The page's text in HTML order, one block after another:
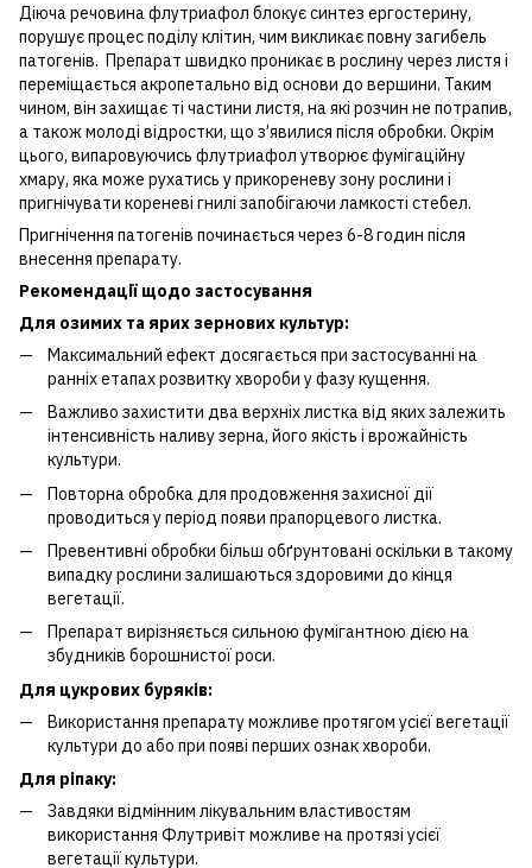
Діюча речовина флутриафол блокує синтез ергостерину,
порушує процес поділу клітин, чим викликає повну загибель
патогенів. Препарат швидко проникає в рослину через листя і
переміщається акропетально від основи до вершини. Таким
чином, він захищає ті частини листя, на які розчин не потрапив,
а також молоді відростки, що з’явилися після обробки. Окрім
цього, випаровуючись флутриафол утворює фумігаційну
хмару, яка може рухатись у прикореневу зону рослини і
пригнічувати кореневі гнилі запобігаючи ламкості стебел.
Пригнічення патогенів починається через 6-8 годин після
внесення препарату.
Рекомендації щодо застосування
Для озимих та ярих зернових культур:
Максимальний ефект досягається при застосуванні на
ранніх етапах розвитку хвороби у фазу кущення.
Важливо захистити два верхніх листка від яких залежить
інтенсивність наливу зерна, його якість і врожайність
культури.
Повторна обробка для продовження захисної дії
проводиться у період появи прапорцевого листка.
Превентивні обробки більш обґрунтовані оскільки в такому
випадку рослини залишаються здоровими до кінця
вегетації.
Препарат вирізняється сильною фумігантною дією на
збудників борошнистої роси.
Для цукрових буряків:
Використання препарату можливе протягом усієї вегетації
культури до або при появі перших ознак хвороби.
Для ріпаку:
Завдяки відмінним лікувальним властивостям
використання Флутривіт можливе на протязі усієї
вегетації культури.